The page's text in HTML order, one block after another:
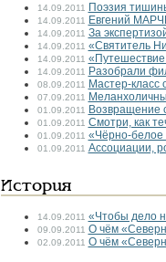
14.09.2011 Поэзия
14.09.2011 Евгений
14.09.2011 За
14.09.2011 «Святитель
14.09.2011
14.09.2011 Разобрали
08.09.2011 Мастер-класс
07.09.2011
01.09.2011 Возвращение
01.09.2011 Смотри, как
01.09.2011 «Чёрно-белое
01.09.2011 Ассоциации,
История
14.09.2011 «Чтобы дело
09.09.2011 О чём
02.09.2011 О чём